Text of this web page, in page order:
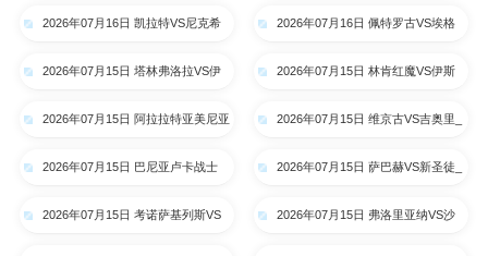
2026年07月16日 凯拉特VS尼克希
2026年07月16日 佩特罗古VS埃格
2026年07月15日 塔林弗洛拉VS伊
2026年07月15日 林肯红魔VS伊斯
2026年07月15日 阿拉拉特亚美尼亚
2026年07月15日 维京古VS吉奥里_
2026年07月15日 巴尼亚卢卡战士
2026年07月15日 萨巴赫VS新圣徒_
2026年07月15日 考诺萨基列斯VS
2026年07月15日 弗洛里亚纳VS沙